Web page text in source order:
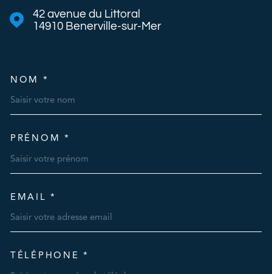
42 avenue du Littoral
14910
Benerville-sur-Mer
NOM *
PRÉNOM *
EMAIL *
TÉLÉPHONE *